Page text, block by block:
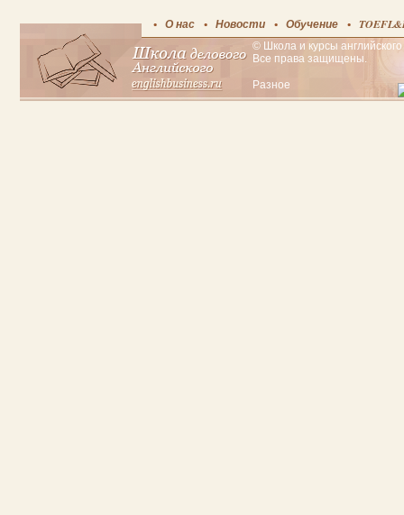
О нас Новости Обучение
© Школа и курсы
Все права защищены.
Разное